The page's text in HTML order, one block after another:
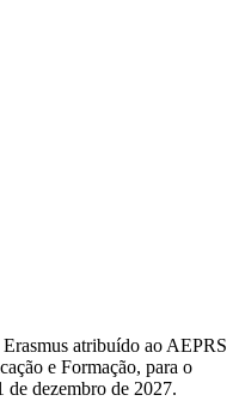
atribuído ao AEPRS
e Formação, para o
de dezembro de 2027.